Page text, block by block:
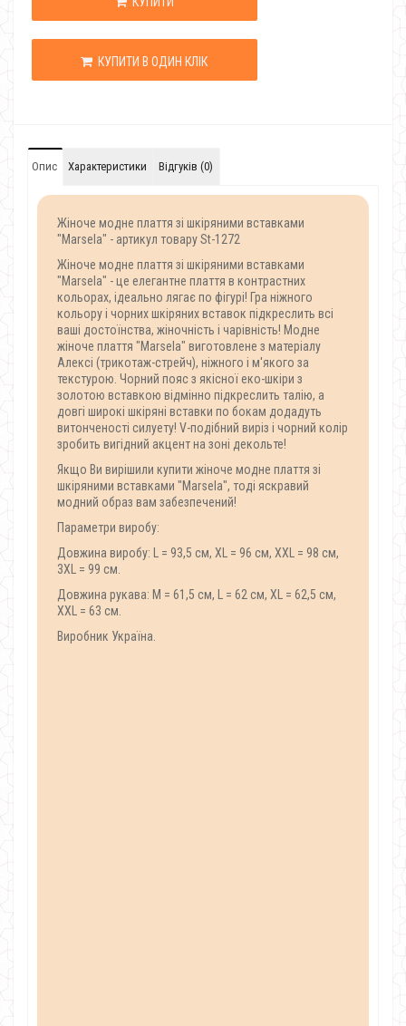
КУПИТИ В ОДИН КЛІК
Опис Характеристики Відгуків (0)
Жіноче модне плаття зі шкіряними вставками
"Marsela" - артикул товару St-1272
Жіноче модне плаття зі шкіряними вставками
"Marsela" - це елегантне плаття в контрастних
кольорах, ідеально лягає по фігурі! Гра ніжного
кольору і чорних шкіряних вставок підкреслить всі
ваші достоїнства, жіночність і чарівність! Модне
жіноче плаття "Marsela" виготовлене з матеріалу
Алексі (трикотаж-стрейч), ніжного і м'якого за
текстурою. Чорний пояс з якісної еко-шкіри з
золотою вставкою відмінно підкреслить талію, а
довгі широкі шкіряні вставки по бокам додадуть
витонченості силуету! V-подібний виріз і чорний колір
зробить вигідний акцент на зоні декольте!
Якщо Ви вирішили купити жіноче модне плаття зі
шкіряними вставками "Marsela", тоді яскравий
модний образ вам забезпечений!
Параметри виробу:
Довжина виробу: L = 93,5 см, ХL = 96 см, XXL = 98 см,
3ХL = 99 см.
Довжина рукава: M = 61,5 см, L = 62 см, ХL = 62,5 см,
XXL = 63 см.
Виробник Україна.